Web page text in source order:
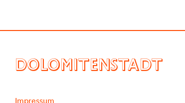
DOLOMITENSTADT
Impressum